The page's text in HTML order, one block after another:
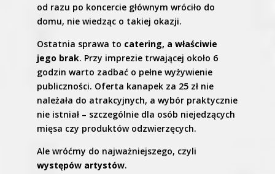
od razu po koncercie głównym wróciło do
domu, nie wiedząc o takiej okazji.
Ostatnia sprawa to catering, a właściwie
jego brak. Przy imprezie trwającej około 6
godzin warto zadbać o pełne wyżywienie
publiczności. Oferta kanapek za 25 zł nie
należała do atrakcyjnych, a wybór praktycznie
nie istniał – szczególnie dla osób niejedzących
mięsa czy produktów odzwierzęcych.
Ale wróćmy do najważniejszego, czyli
występów artystów.